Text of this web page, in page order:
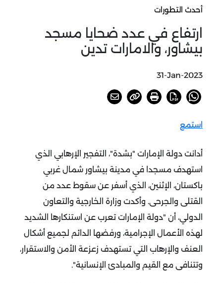
أحدث التطورات
ارتفاع في عدد ضحايا مسجد
بيشاور، والامارات تدين
31-Jan-2023
استمع
أدانت دولة الإمارات "بشدة"، التفجير الإرهابي الذي
استهدف مسجدا في مدينة بيشاور شمال غربي
باكستان، الإثنين، الذي أسفر عن سقوط عدد من
القتلى والجرحى. وأكدت وزارة الخارجية والتعاون
الدولي، أن "دولة الإمارات تعرب عن استنكارها الشديد
لهذه الأعمال الإجرامية، ورفضها الدائم لجميع أشكال
العنف والإرهاب التي تستهدف زعزعة الأمن والاستقرار،
وتتنافى مع القيم والمبادئ الإنسانية".